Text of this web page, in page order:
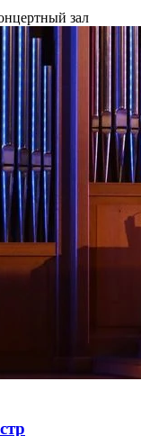
зал